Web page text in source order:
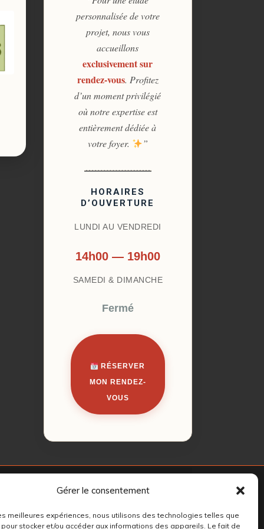
Gérer le consentement
meilleures expériences, nous utilisons des technologies telles que
stocker et/ou accéder aux informations des appareils. Le fait de
personnalisée de votre
projet, nous vous
accueillons
exclusivement sur
rendez-vous. Profitez
d’un moment privilégié
où notre expertise est
entièrement dédiée à
votre foyer.
”
HORAIRES
D’OUVERTURE
LUNDI AU VENDREDI
14h00 — 19h00
SAMEDI & DIMANCHE
Fermé
RÉSERVER
MON RENDEZ-
VOUS